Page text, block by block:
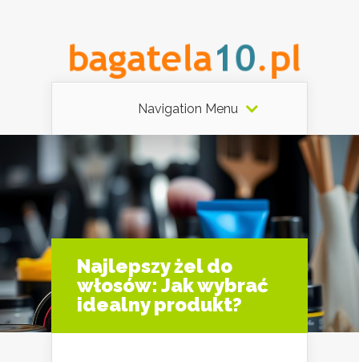
Navigation Menu
Najlepszy żel do
włosów: Jak wybrać
idealny produkt?